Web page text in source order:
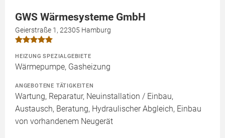
GWS Wärmesysteme GmbH
Geierstraße 1, 22305 Hamburg
HEIZUNG SPEZIALGEBIETE
Wärmepumpe, Gasheizung
ANGEBOTENE TÄTIGKEITEN
Wartung, Reparatur, Neuinstallation / Einbau,
Austausch, Beratung, Hydraulischer Abgleich, Einbau
von vorhandenem Neugerät